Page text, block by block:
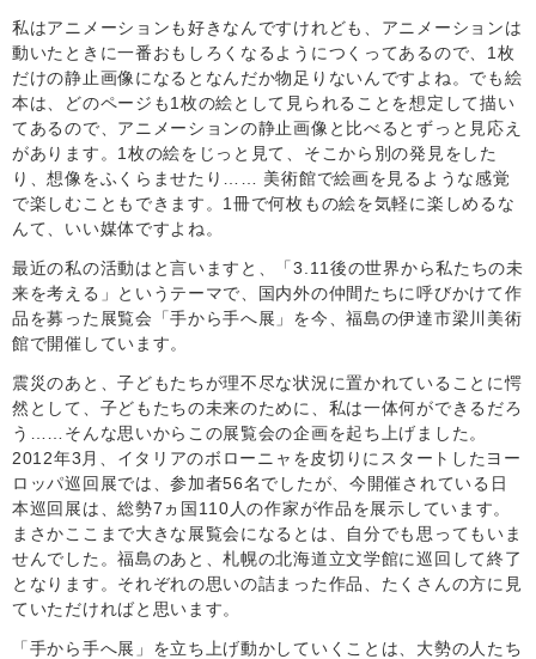
私はアニメーションも好きなんですけれども、アニメーションは
動いたときに一番おもしろくなるようにつくってあるので、1枚
だけの静止画像になるとなんだか物足りないんですよね。でも絵
本は、どのページも1枚の絵として見られることを想定して描い
てあるので、アニメーションの静止画像と比べるとずっと見応え
があります。1枚の絵をじっと見て、そこから別の発見をした
り、想像をふくらませたり…… 美術館で絵画を見るような感覚
で楽しむこともできます。1冊で何枚もの絵を気軽に楽しめるな
んて、いい媒体ですよね。
最近の私の活動はと言いますと、「3.11後の世界から私たちの未
来を考える」というテーマで、国内外の仲間たちに呼びかけて作
品を募った展覧会「手から手へ展」を今、福島の伊達市梁川美術
館で開催しています。
震災のあと、子どもたちが理不尽な状況に置かれていることに愕
然として、子どもたちの未来のために、私は一体何ができるだろ
う……そんな思いからこの展覧会の企画を起ち上げました。
2012年3月、イタリアのボローニャを皮切りにスタートしたヨー
ロッパ巡回展では、参加者56名でしたが、今開催されている日
本巡回展は、総勢7ヵ国110人の作家が作品を展示しています。
まさかここまで大きな展覧会になるとは、自分でも思ってもいま
せんでした。福島のあと、札幌の北海道立文学館に巡回して終了
となります。それぞれの思いの詰まった作品、たくさんの方に見
ていただければと思います。
「手から手へ展」を立ち上げ動かしていくことは、大勢の人たち